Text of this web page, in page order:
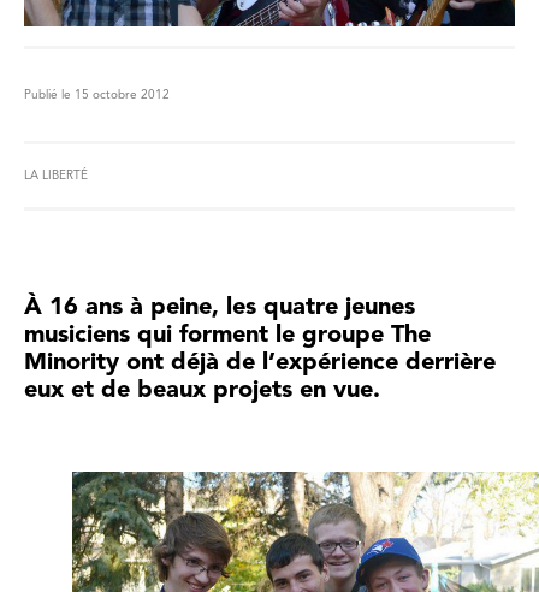
Publié le 15 octobre 2012
LA LIBERTÉ
À 16 ans à peine, les quatre jeunes
musiciens qui forment le groupe The
Minority ont déjà de l’expérience derrière
eux et de beaux projets en vue.